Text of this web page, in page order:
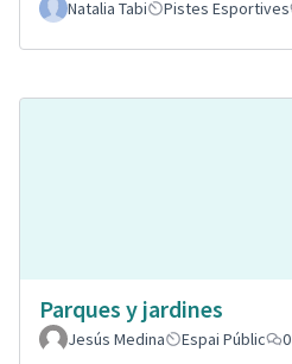
Natalia Tabi Pistes Esportives
Parques y jardines
Jesús Medina
Espai Públic 0